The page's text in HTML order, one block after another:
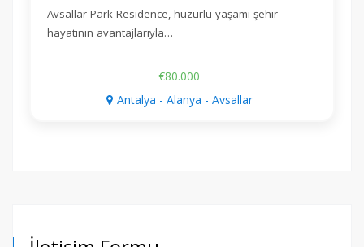
Avsallar Park Residence, huzurlu yaşamı şehir
hayatının avantajlarıyla…
€80.000
Antalya - Alanya - Avsallar